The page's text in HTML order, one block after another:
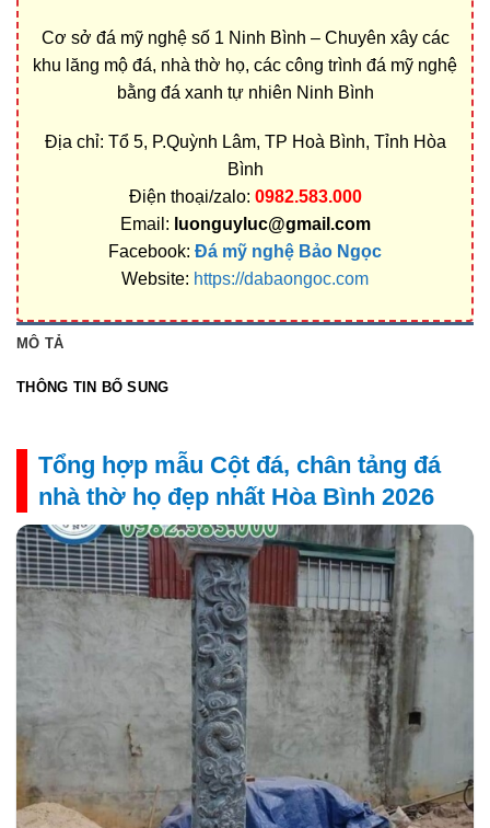
Cơ sở đá mỹ nghệ số 1 Ninh Bình – Chuyên xây các
khu lăng mộ đá, nhà thờ họ, các công trình đá mỹ nghệ
bằng đá xanh tự nhiên Ninh Bình
Địa chỉ: Tổ 5, P.Quỳnh Lâm, TP Hoà Bình, Tỉnh Hòa
Bình
Điện thoại/zalo: 0982.583.000
Email: luonguyluc@gmail.com
Facebook: Đá mỹ nghệ Bảo Ngọc
Website: https://dabaongoc.com
MÔ TẢ
THÔNG TIN BỔ SUNG
Tổng hợp mẫu Cột đá, chân tảng đá
nhà thờ họ đẹp nhất Hòa Bình 2026